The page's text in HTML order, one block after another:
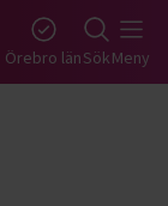
Örebro länSökMeny